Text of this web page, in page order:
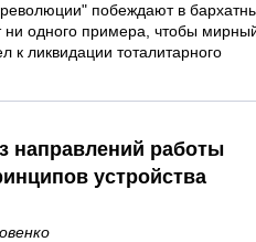
побеждают в
ни одного примера, чтобы
к ликвидации тоталитарного
направлений работы
устройства